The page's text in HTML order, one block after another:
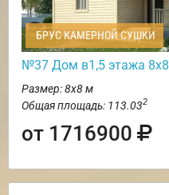
БРУС КАМЕРНОЙ СУШКИ
№37 Дом в1,5 этажа 8х8
Размер: 8х8 м
Общая площадь: 113.032
от 1716900